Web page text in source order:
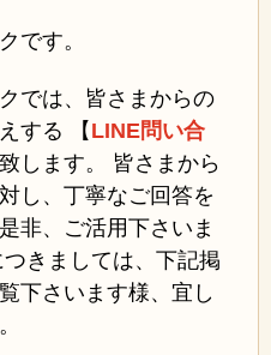
です。
では、皆さまからの
する 【 LINE問い合
します。 皆さまから
し、丁寧なご回答を
非、ご活用下さいま
きましては、下記掲
下さいます様、宜し